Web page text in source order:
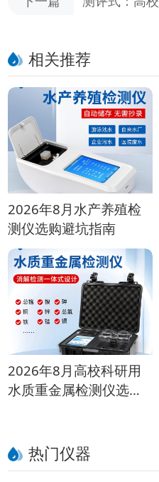
相关推荐
2026年8月水产养殖检
测仪选购避坑指南
2026年8月高校科研用
水质重金属检测仪选购
热门仪器